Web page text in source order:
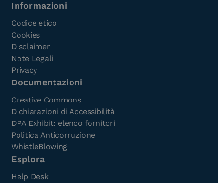
Informazioni
Codice etico
Cookies
Disclaimer
Note Legali
Privacy
Documentazioni
Creative Commons
Dichiarazioni di Accessibilità
DPA Exhibit: elenco fornitori
Politica Anticorruzione
WhistleBlowing
Esplora
Help Desk